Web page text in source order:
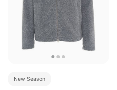
New Season